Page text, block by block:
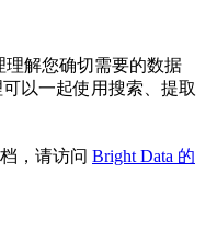
理解您确切需要的数据
以一起使用搜索、提取
，请访问 Bright Data 的